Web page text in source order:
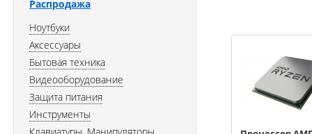
Распродажа
Ноутбуки
Аксессуары
Бытовая техника
Видеооборудование
Защита питания
Инструменты